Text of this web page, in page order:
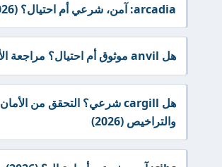
arcadia: آمن، شرعي أم احتيال؟ (2026)
هل anvil موثوق أم احتيال؟ مراجعة الأمان 2026
هل cargill شرعي؟ التحقق من الأمان
والتراخيص (2026)